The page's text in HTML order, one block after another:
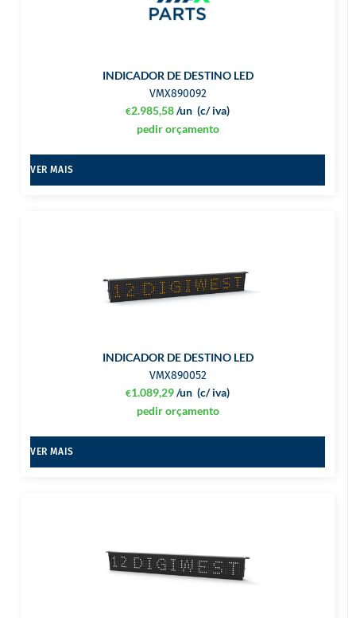
INDICADOR DE DESTINO LED
VMX890092
€2.985,58 (c/ iva)
/un
pedir orçamento
VER MAIS
INDICADOR DE DESTINO LED
VMX890052
€1.089,29 (c/ iva)
/un
pedir orçamento
VER MAIS